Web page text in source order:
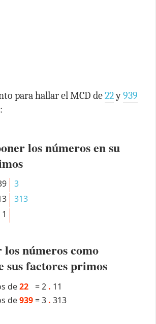
para hallar el MCD de22y939
los números en su
3
313
1
números como
sus factores primos
de22 =2 . 11
de939 =3 . 313